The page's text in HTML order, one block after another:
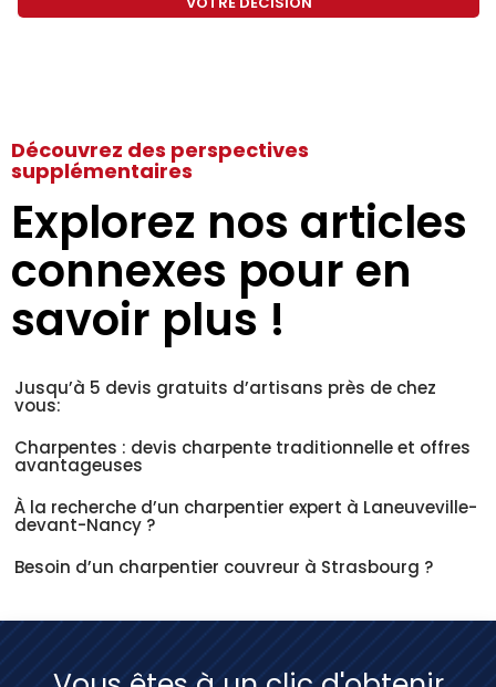
Découvrez des perspectives
supplémentaires
Explorez nos articles
connexes pour en
savoir plus !
Jusqu’à 5 devis gratuits d’artisans près de chez
vous:
Charpentes : devis charpente traditionnelle et offres
avantageuses
À la recherche d’un charpentier expert à Laneuveville-
devant-Nancy ?
Besoin d’un charpentier couvreur à Strasbourg ?